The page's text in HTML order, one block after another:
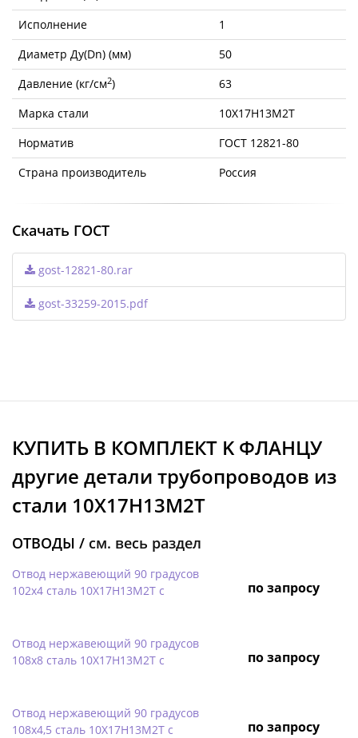
Исполнение
1
Диаметр Ду(Dn) (мм)
50
Давление (кг/см2)
63
Марка стали
10Х17Н13М2Т
Норматив
ГОСТ 12821-80
Страна производитель
Россия
Скачать ГОСТ
gost-12821-80.rar
gost-33259-2015.pdf
КУПИТЬ В КОМПЛЕКТ K ФЛАНЦУ
другие детали трубопроводов из
стали 10Х17Н13М2Т
ОТВОДЫ / см. весь раздел
Отвод нержавеющий 90 градусов
102х4 сталь 10Х17Н13М2Т с
по запросу
Отвод нержавеющий 90 градусов
108х8 сталь 10Х17Н13М2Т с
по запросу
Отвод нержавеющий 90 градусов
108х4,5 сталь 10Х17Н13М2Т с
по запросу